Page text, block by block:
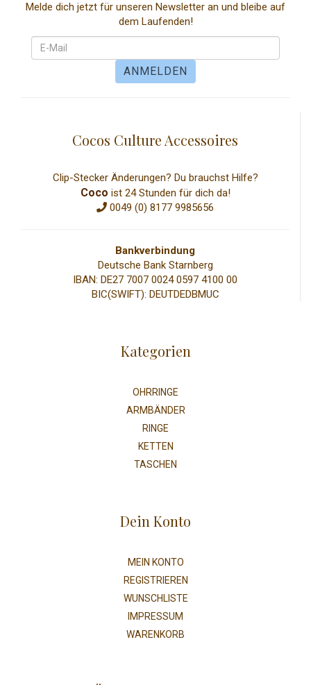
Melde dich jetzt für unseren Newsletter an und bleibe auf
dem Laufenden!
Cocos Culture Accessoires
Clip-Stecker Änderungen? Du brauchst Hilfe?
Coco ist 24 Stunden für dich da!
0049 (0) 8177 9985656
Bankverbindung
Deutsche Bank Starnberg
IBAN: DE27 7007 0024 0597 4100 00
BIC(SWIFT): DEUTDEDBMUC
Kategorien
OHRRINGE
ARMBÄNDER
RINGE
KETTEN
TASCHEN
Dein Konto
MEIN KONTO
REGISTRIEREN
WUNSCHLISTE
IMPRESSUM
WARENKORB